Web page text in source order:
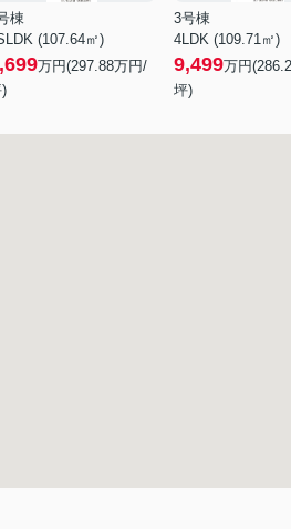
棟
(107.64㎡)
万円(297.88万円/
3号棟
4LDK (109.71㎡)
9,499万円(
坪)